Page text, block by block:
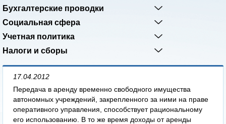
Бухгалтерские проводки
Социальная сфера
Учетная политика
Налоги и сборы
17.04.2012
Передача в аренду временно свободного имущества
автономных учреждений, закрепленного за ними на праве
оперативного управления, способствует рациональному
его использованию. В то же время доходы от аренды